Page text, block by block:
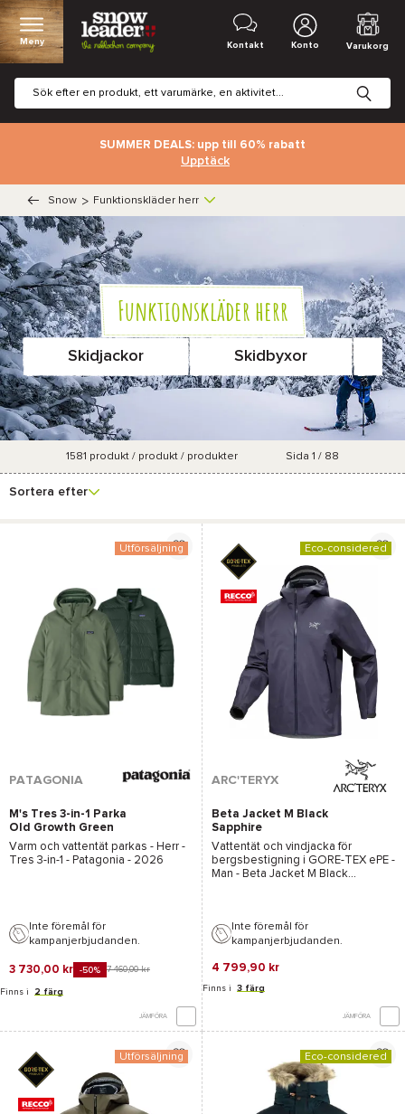
Meny Kontakt Konto Varukorg
SUMMER DEALS: upp till 60% rabatt
Upptäck
Snow > Funktionskläder herr
Funktionskläder herr
Skidjackor Skidbyxor
filter
1581 produkt / produkt / produkter Sida 1 / 88
Sortera efter
Utförsäljning
PATAGONIA
M's Tres 3-in-1 Parka
Old Growth Green
Varm och vattentät parkas - Herr -
Tres 3-in-1 - Patagonia - 2026
Inte föremål för
kampanjerbjudanden.
3 730,00 kr -50% 7 460,00 kr
Finns i 2 färg
JÄMFÖRA
Eco-considered
ARC'TERYX
Beta Jacket M Black
Sapphire
Vattentät och vindjacka för
bergsbestigning i GORE-TEX ePE -
Man - Beta Jacket M Black
Inte föremål för
kampanjerbjudanden.
4 799,90 kr
Finns i 3 färg
JÄMFÖRA
Utförsäljning Eco-considered